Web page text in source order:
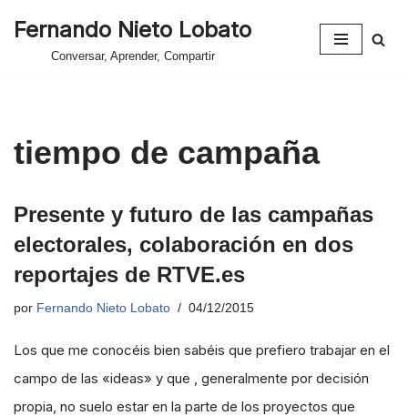
Fernando Nieto Lobato
Conversar, Aprender, Compartir
tiempo de campaña
Presente y futuro de las campañas
electorales, colaboración en dos
reportajes de RTVE.es
por Fernando Nieto Lobato 04/12/2015
Los que me conocéis bien sabéis que prefiero trabajar en el
campo de las «ideas» y que , generalmente por decisión
propia, no suelo estar en la parte de los proyectos que